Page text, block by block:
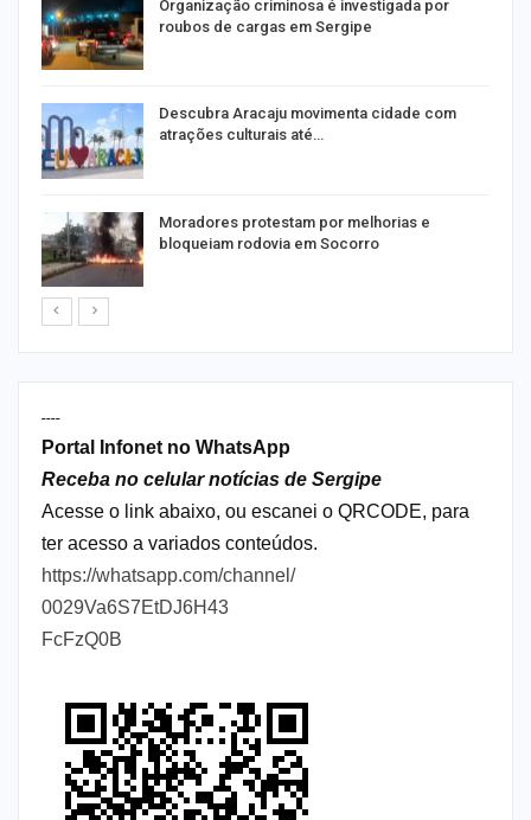
Organização criminosa é investigada por
roubos de cargas em Sergipe
Descubra Aracaju movimenta cidade com
atrações culturais até…
Moradores protestam por melhorias e
bloqueiam rodovia em Socorro
----
Portal Infonet no WhatsApp
Receba no celular notícias de Sergipe
Acesse o link abaixo, ou escanei o QRCODE, para
ter acesso a variados conteúdos.
https://whatsapp.com/channel/
0029Va6S7EtDJ6H43
FcFzQ0B